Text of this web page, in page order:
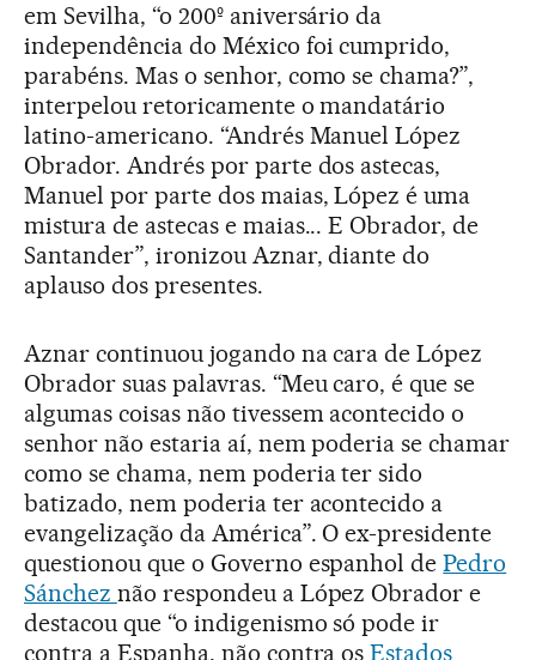
em Sevilha, “o 200º aniversário da
independência do México foi cumprido,
parabéns. Mas o senhor, como se chama?”,
interpelou retoricamente o mandatário
latino-americano. “Andrés Manuel López
Obrador. Andrés por parte dos astecas,
Manuel por parte dos maias, López é uma
mistura de astecas e maias... E Obrador, de
Santander”, ironizou Aznar, diante do
aplauso dos presentes.
Aznar continuou jogando na cara de López
Obrador suas palavras. “Meu caro, é que se
algumas coisas não tivessem acontecido o
senhor não estaria aí, nem poderia se chamar
como se chama, nem poderia ter sido
batizado, nem poderia ter acontecido a
evangelização da América”. O ex-presidente
questionou que o Governo espanhol dePedro
Sánchez não respondeu a López Obrador e
destacou que “o indigenismo só pode ir
contra a Espanha, não contra osEstados